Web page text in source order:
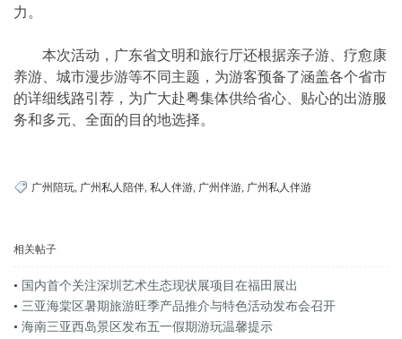
力。
本次活动，广东省文明和旅行厅还根据亲子游、疗愈康
养游、城市漫步游等不同主题，为游客预备了涵盖各个省市
的详细线路引荐，为广大赴粤集体供给省心、贴心的出游服
务和多元、全面的目的地选择。
广州陪玩, 广州私人陪伴, 私人伴游, 广州伴游, 广州私人伴游
相关帖子
• 国内首个关注深圳艺术生态现状展项目在福田展出
• 三亚海棠区暑期旅游旺季产品推介与特色活动发布会召开
• 海南三亚西岛景区发布五一假期游玩温馨提示